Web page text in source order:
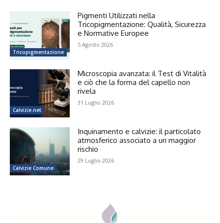
Tricopigmentazione
Pigmenti Utilizzati nella
Tricopigmentazione: Qualità, Sicurezza
e Normative Europee
5 Agosto 2026
Calvizie.net
Microscopia avanzata: il Test di Vitalità
e ciò che la forma del capello non
rivela
31 Luglio 2026
Calvizie Comune
Inquinamento e calvizie: il particolato
atmosferico associato a un maggior
rischio
29 Luglio 2026